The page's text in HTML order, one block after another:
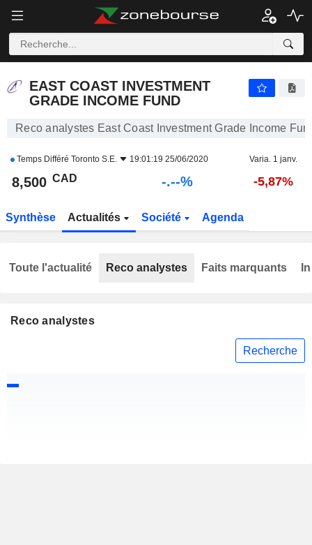
EAST COAST INVESTMENT GRADE INCOME FUND 8,500 $ -
EAST COAST INVESTMENT
GRADE INCOME FUND
Reco analystes East Coast Investment Grade Income
Temps Différé Toronto S.E. 19:01:19 25/06/2020 Varia. 1 janv.
8,500 CAD -.--% -5,87%
Synthèse Actualités Société Agenda
Reco analystes
Recherche
Toute l'actualité Reco analystes Faits marquants